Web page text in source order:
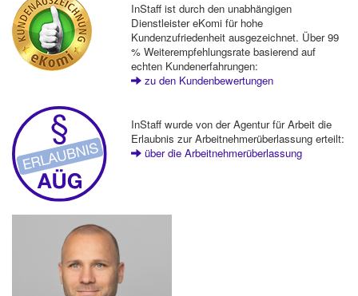
InStaff ist durch den unabhängigen
Dienstleister eKomi für hohe
Kundenzufriedenheit ausgezeichnet. Über 99
% Weiterempfehlungsrate basierend auf
echten Kundenerfahrungen:
zu den Kundenbewertungen
InStaff wurde von der Agentur für Arbeit die
Erlaubnis zur Arbeitnehmerüberlassung erteilt:
über die Arbeitnehmerüberlassung